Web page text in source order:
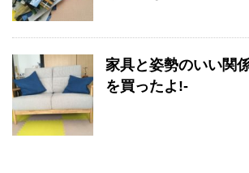
家具と姿勢のいい関
を買ったよ!-